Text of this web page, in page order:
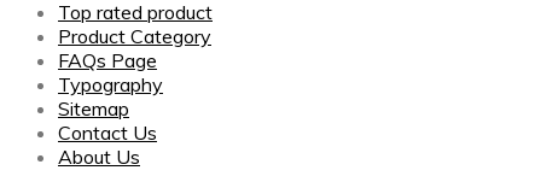
Top rated product
Product Category
FAQs Page
Typography
Sitemap
Contact Us
About Us